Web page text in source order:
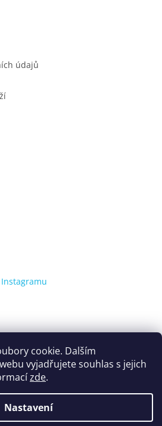
cookie. Dalším
vyjadřujete souhlas s jejich
zde.
Nastavení
údajů
Vytvořil Shoptet